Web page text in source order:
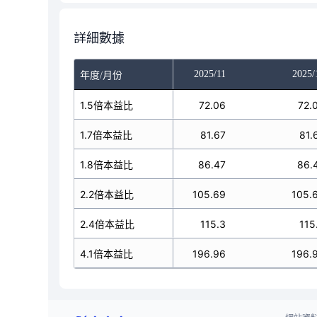
詳細數據
年度/月份
2025/10 2025/11 2025/
1.5倍本益比
1.7倍本益比
1.8倍本益比
2.2倍本益比
2.4倍本益比
4.1倍本益比
72.06 72.06
81.67 81.67
86.47 86.47
105.69 105.69
115.3 115.3
196.96 196.96